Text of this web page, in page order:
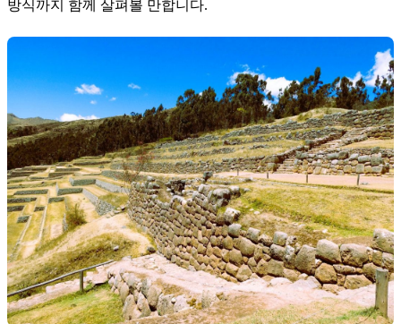
방식까지 함께 살펴볼 만합니다.